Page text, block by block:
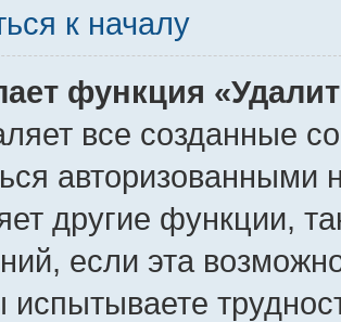
к началу
функция
все созданные
авторизованными
другие функции,
если эта
испытываете